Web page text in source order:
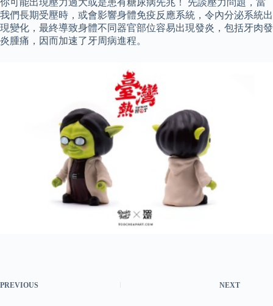
你可能出現壓力過大或是患有糖尿病先兆！ 先談壓力問題，當
我們長期受壓時，或會影響身體免疫反應系統，令內分泌系統出
現變化，最終導致身體不同器官部位容易出現發炎，包括牙肉發
炎腫痛，因而加速了牙周病進程。
PREVIOUS NEXT